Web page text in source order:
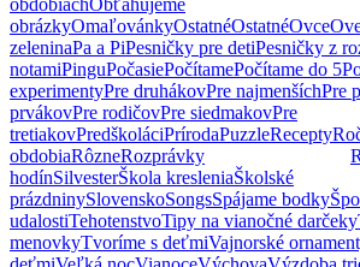
obrázkyOmaľovánkyOstatnéOstatnéOvce
zeleninaPa a PiPesničky pre detiPesničky z
notamiPinguPočasiePočítamePočítame do 5
experimentyPre druhákovPre najmenšíchPre
prvákovPre rodičovPre siedmakovPre
tretiakovPredškoláciPrírodaPuzzleRecepty
obdobiaRôzneRozprávky
hodínSilvesterŠkola kresleniaŠkolské
prázdninySlovenskoSongsSpájame bodky
udalostiTehotenstvoTipy na vianočné darčeky
menovkyTvoríme s deťmiVajnorské